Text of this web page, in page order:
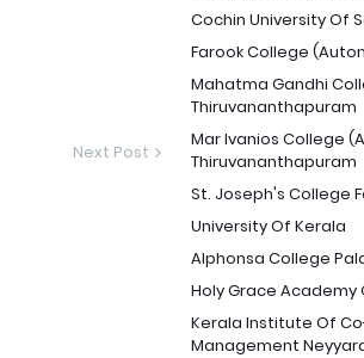
Next Post
Cochin University Of
Farook College
Mahatma Gandhi
Thiruvananthapuram
Mar Ivanios College
Thiruvananthapuram
St. Joseph's College
University Of Kerala
Alphonsa College
Holy Grace Academy
Kerala Institute Of
Management